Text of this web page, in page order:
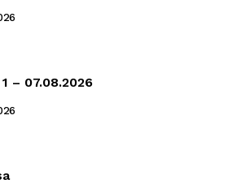
– 07.08.2026